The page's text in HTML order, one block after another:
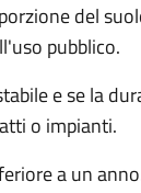
del
pubblico.
e se la
o impianti.
a un